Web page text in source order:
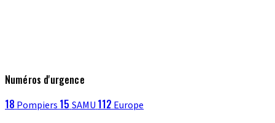
Numéros d'urgence
18 Pompiers 15 SAMU 112 Europe